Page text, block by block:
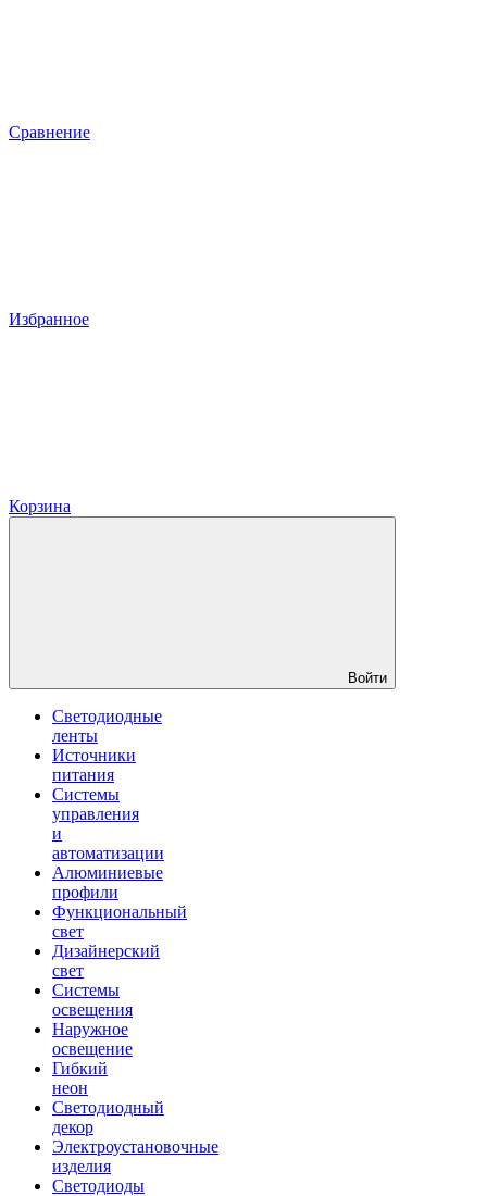
Сравнение
Избранное
Корзина
Войти
Светодиодные
ленты
Источники
питания
Системы
управления
и
автоматизации
Алюминиевые
профили
Функциональный
свет
Дизайнерский
свет
Системы
освещения
Наружное
освещение
Гибкий
неон
Светодиодный
декор
Электроустановочные
изделия
Светодиоды